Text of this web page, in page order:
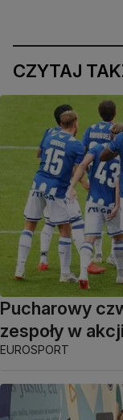
CZYTAJ
Pucharowy
zespoły w
EUROSPORT